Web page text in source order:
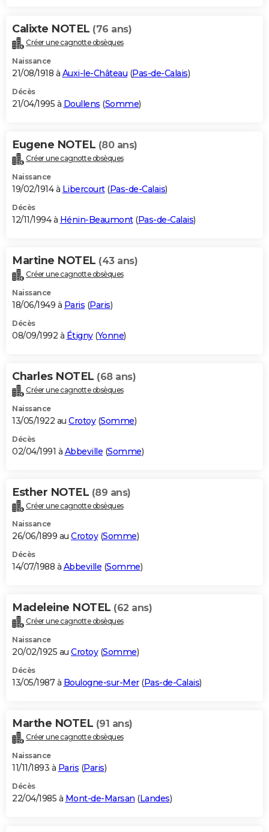
Calixte NOTEL (76 ans)
Créer une cagnotte obsèques
Naissance
21/08/1918 à Auxi-le-Château (Pas-de-Calais)
Décès
21/04/1995 à Doullens (Somme)
Eugene NOTEL (80 ans)
Créer une cagnotte obsèques
Naissance
19/02/1914 à Libercourt(Pas-de-Calais)
Décès
12/11/1994 à Hénin-Beaumont(Pas-de-Calais)
Martine NOTEL (43 ans)
Créer une cagnotte obsèques
Naissance
18/06/1949 à Paris (Paris)
Décès
08/09/1992 à Étigny(Yonne)
Charles NOTEL (68 ans)
Créer une cagnotte obsèques
Naissance
13/05/1922 au Crotoy(Somme)
Décès
02/04/1991 à Abbeville (Somme)
Esther NOTEL (89 ans)
Créer une cagnotte obsèques
Naissance
26/06/1899 au Crotoy(Somme)
Décès
14/07/1988 à Abbeville (Somme)
Madeleine NOTEL (62 ans)
Créer une cagnotte obsèques
Naissance
20/02/1925 au Crotoy(Somme)
Décès
13/05/1987 à Boulogne-sur-Mer(Pas-de-Calais)
Marthe NOTEL (91 ans)
Créer une cagnotte obsèques
Naissance
11/11/1893 à Paris (Paris)
Décès
22/04/1985 à Mont-de-Marsan (Landes)